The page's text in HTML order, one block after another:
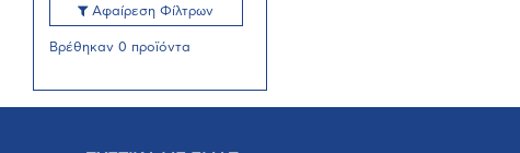
Αφαίρεση Φίλτρων
Βρέθηκαν 0 προϊόντα